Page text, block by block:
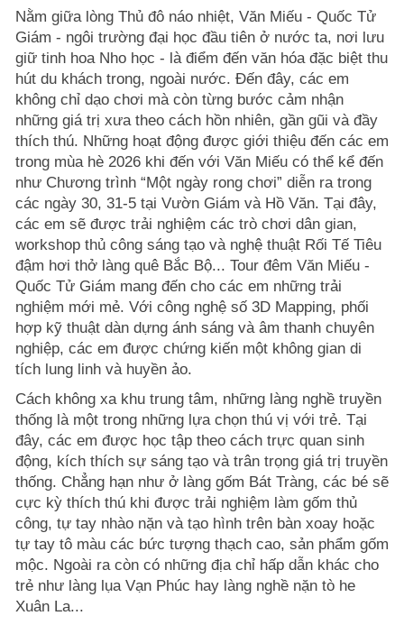
Nằm giữa lòng Thủ đô náo nhiệt, Văn Miếu - Quốc Tử
Giám - ngôi trường đại học đầu tiên ở nước ta, nơi lưu
giữ tinh hoa Nho học - là điểm đến văn hóa đặc biệt thu
hút du khách trong, ngoài nước. Đến đây, các em
không chỉ dạo chơi mà còn từng bước cảm nhận
những giá trị xưa theo cách hồn nhiên, gần gũi và đầy
thích thú. Những hoạt động được giới thiệu đến các em
trong mùa hè 2026 khi đến với Văn Miếu có thể kể đến
như Chương trình “Một ngày rong chơi” diễn ra trong
các ngày 30, 31-5 tại Vườn Giám và Hồ Văn. Tại đây,
các em sẽ được trải nghiệm các trò chơi dân gian,
workshop thủ công sáng tạo và nghệ thuật Rối Tế Tiêu
đậm hơi thở làng quê Bắc Bộ... Tour đêm Văn Miếu -
Quốc Tử Giám mang đến cho các em những trải
nghiệm mới mẻ. Với công nghệ số 3D Mapping, phối
hợp kỹ thuật dàn dựng ánh sáng và âm thanh chuyên
nghiệp, các em được chứng kiến một không gian di
tích lung linh và huyền ảo.
Cách không xa khu trung tâm, những làng nghề truyền
thống là một trong những lựa chọn thú vị với trẻ. Tại
đây, các em được học tập theo cách trực quan sinh
động, kích thích sự sáng tạo và trân trọng giá trị truyền
thống. Chẳng hạn như ở làng gốm Bát Tràng, các bé sẽ
cực kỳ thích thú khi được trải nghiệm làm gốm thủ
công, tự tay nhào nặn và tạo hình trên bàn xoay hoặc
tự tay tô màu các bức tượng thạch cao, sản phẩm gốm
mộc. Ngoài ra còn có những địa chỉ hấp dẫn khác cho
trẻ như làng lụa Vạn Phúc hay làng nghề nặn tò he
Xuân La...